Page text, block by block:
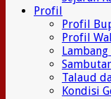
Profil
Profil
Profil
Lambang
Talaud
Kondisi